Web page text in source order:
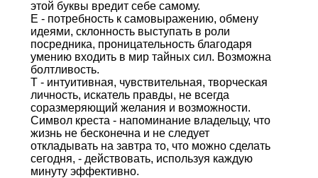
этой буквы вредит себе самому.
Е - потребность к самовыражению, обмену
идеями, склонность выступать в роли
посредника, проницательность благодаря
умению входить в мир тайных сил. Возможна
болтливость.
Т - интуитивная, чувствительная, творческая
личность, искатель правды, не всегда
соразмеряющий желания и возможности.
Символ креста - напоминание владельцу, что
жизнь не бесконечна и не следует
откладывать на завтра то, что можно сделать
сегодня, - действовать, используя каждую
минуту эффективно.